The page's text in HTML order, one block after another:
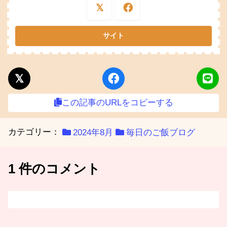
この記事のURLをコピーする
カテゴリー： 2024年8月 毎日のご飯ブログ
1 件のコメント